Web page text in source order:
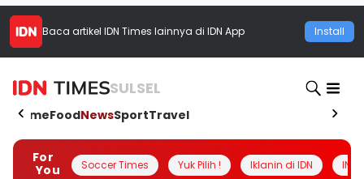
Baca artikel IDN Times lainnya di IDN App Install
SULSEL
HomeFoodNewsSportTravel
For
You
Soccer Times Yuk Pilih ! Iklanin di IDN